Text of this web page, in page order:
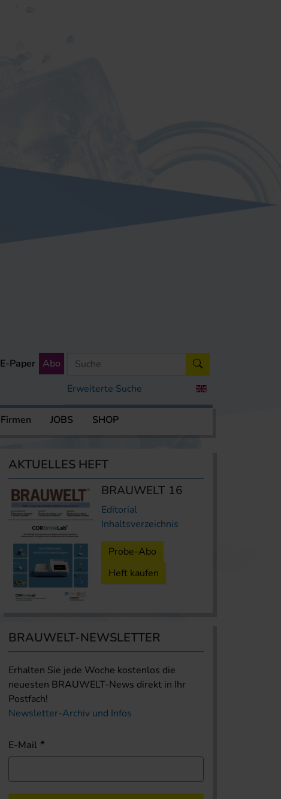
Erweiterte Suche
E-Paper Abo
Firmen JOBS SHOP
AKTUELLES HEFT
BRAUWELT 16
Editorial
Inhaltsverzeichnis
Probe-Abo
Heft kaufen
BRAUWELT-NEWSLETTER
Erhalten Sie jede Woche kostenlos die
neuesten BRAUWELT-News direkt in Ihr
Postfach!
Newsletter-Archiv und Infos
E-Mail